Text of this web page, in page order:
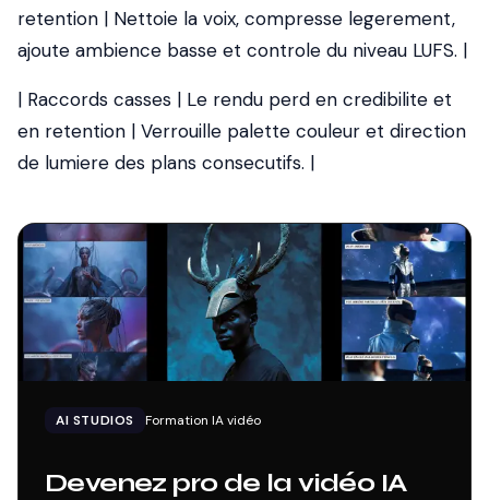
retention | Nettoie la voix, compresse legerement,
ajoute ambience basse et controle du niveau LUFS. |
| Raccords casses | Le rendu perd en credibilite et
en retention | Verrouille palette couleur et direction
de lumiere des plans consecutifs. |
AI STUDIOS Formation IA vidéo
Devenez pro de la vidéo IA